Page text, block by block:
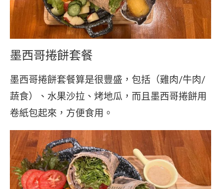
墨西哥捲餅套餐
墨西哥捲餅套餐算是很豐盛，包括（雞肉/牛肉/
蔬食）、水果沙拉、烤地瓜，而且墨西哥捲餅用
卷紙包起來，方便食用。